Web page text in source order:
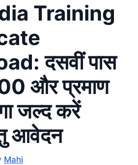
Training
दसवीं पास
और प्रमाण
जल्द करें
आवेदन
Mahi